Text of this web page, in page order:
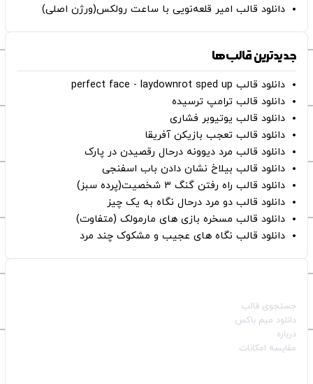
دانلود قالب امیر قلعه‌نویی با ساعت رولکس(ورژن اصلی)
جدیدترین قالب‌ها
دانلود قالب perfect face - laydownrot sped up
دانلود قالب ترامپ ترسیده
دانلود قالب یوتیوبر فشاری
دانلود قالب تعجب بازیکن آفریقا
دانلود قالب مرد دیوونه درحال رقصیدن در پارک
دانلود قالب بیلاخ نشان دادن باب اسفنجی
دانلود قالب راه رفتن گنگ ۳ شخصیت(پرده سبز)
دانلود قالب دو مرد درحال نگاه به یک چیز
دانلود قالب مسخره بازی های مارمولک (متفاوت)
دانلود قالب نگاه های عجیب و مشکوک چند مرد
جستجوی قالب
دانلود میم باکس
درباره
مقایسه امکانات